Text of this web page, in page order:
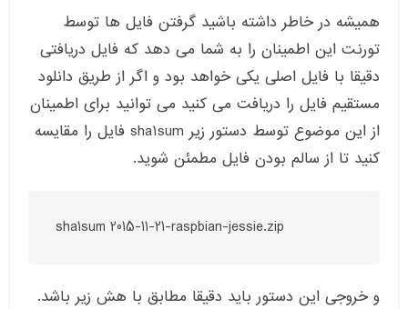
همیشه در خاطر داشته باشید گرفتن فایل ها توسط
تورنت این اطمینان را به شما می دهد که فایل دریافتی
دقیقا با فایل اصلی یکی خواهد بود و اگر از طریق دانلود
مستقیم فایل را دریافت می کنید می توانید برای اطمینان
از این موضوع توسط دستور زیر sha1sum فایل را مقایسه
کنید تا از سالم بودن فایل مطمئن شوید.
sha1sum 2015-11-21-raspbian-jessie.zip
و خروجی این دستور باید دقیقا مطابق با هش زیر باشد.